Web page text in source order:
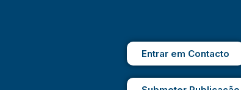
Entrar em Contacto